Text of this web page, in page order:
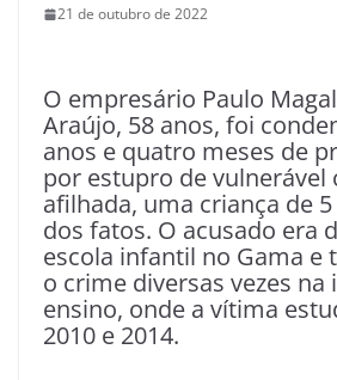
21 de outubro de 2022
O empresário Paulo
Araújo, 58 anos, foi
anos e quatro meses de
por estupro de vulnerável
afilhada, uma criança de
dos fatos. O acusado era
escola infantil no Gama e
o crime diversas vezes
ensino, onde a vítima
2010 e 2014.